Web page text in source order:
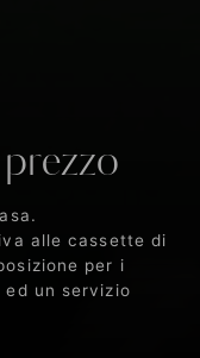
alle cassette di
per i
un servizio